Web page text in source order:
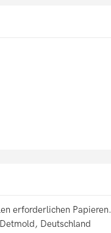
erforderlichen
Deutschland